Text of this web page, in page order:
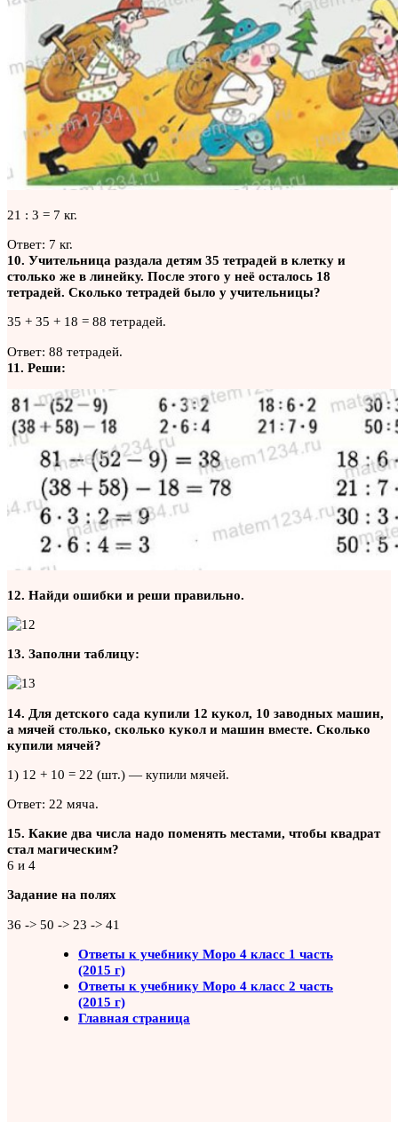
21 : 3 = 7 кг.
Ответ: 7 кг.
10. Учительница раздала детям 35 тетрадей в клетку и
столько же в линейку. После этого у неё осталось 18
тетрадей. Сколько тетрадей было у учительницы?
35 + 35 + 18 = 88 тетрадей.
Ответ: 88 тетрадей.
11. Реши:
12. Найди ошибки и реши правильно.
13. Заполни таблицу:
14. Для детского сада купили 12 кукол, 10 заводных машин,
а мячей столько, сколько кукол и машин вместе. Сколько
купили мячей?
1) 12 + 10 = 22 (шт.) — купили мячей.
Ответ: 22 мяча.
15. Какие два числа надо поменять местами, чтобы квадрат
стал магическим?
6 и 4
Задание на полях
36 -> 50 -> 23 -> 41
Ответы к учебнику Моро 4 класс 1 часть
(2015 г)
Ответы к учебнику Моро 4 класс 2 часть
(2015 г)
Главная страница